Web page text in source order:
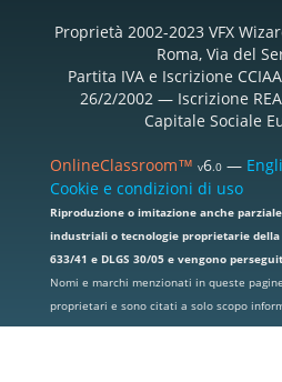
Proprietà 2002-2023 VFX
Roma, Via del
Partita IVA e Iscrizione
26/2/2002 — Iscrizione
Capitale Sociale
OnlineClassroom™ v6.0—
Cookie e condizioni di uso
Riproduzione o imitazione anche
industriali o tecnologie proprietarie della
633/41 e DLGS 30/05 e vengono
Nomi e marchi menzionati in queste
proprietari e sono citati a solo scopo